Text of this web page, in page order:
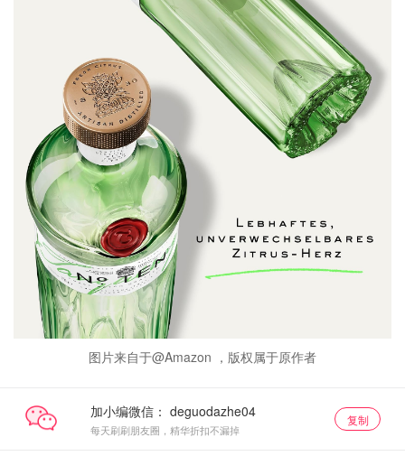
图片来自于@Amazon ，版权属于原作者
加小编微信：
每天刷刷朋友圈，精华折扣不漏掉
复制